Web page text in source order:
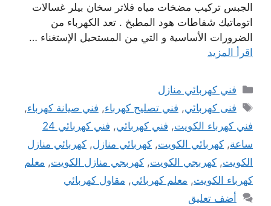
الجبس تركيب مضخات مياه فلاتر سخان بيلر غسالات
اتوماتيك شفاطات هود المطبخ . تعد الكهرباء من
الضرورات الأساسية و التي من المستحيل الإستغناء …
اقرأ المزيد
التصنيفات
فني كهربائي منازل
الوسوم
فنى كهربائي, فني تصليح كهرباء, فني صيانة كهرباء,
فني كهرباء الكويت, فني كهربائي,
فني كهربائي 24
ساعة, كهربائي الكويت, كهربائي منازل, كهربائي منازل
الكويت, كهربجي الكويت, كهربجي منازل الكويت, معلم
كهرباء الكويت, معلم كهربائي, مقاول كهربائي
أضف تعليق